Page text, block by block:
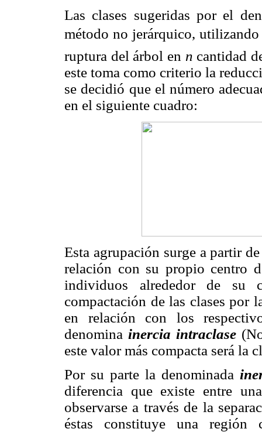
Las clases sugeridas por el
método no jerárquico,
ruptura del árbol en n cantidad
este toma como criterio la
se decidió que el número
en el siguiente cuadro:
Esta agrupación surge a partir
relación con su propio centro
individuos alrededor de su
compactación de las clases por
en relación con los
denomina inercia intraclase
este valor más compacta será la
Por su parte la denominada
diferencia que existe entre
observarse a través de la
éstas constituye una región